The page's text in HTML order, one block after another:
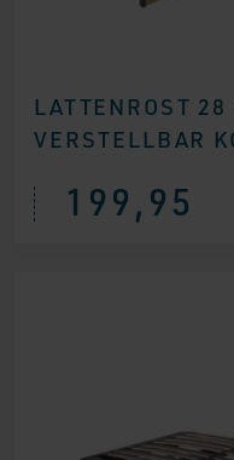
LATTENROST
VERSTELLBAR
199,95